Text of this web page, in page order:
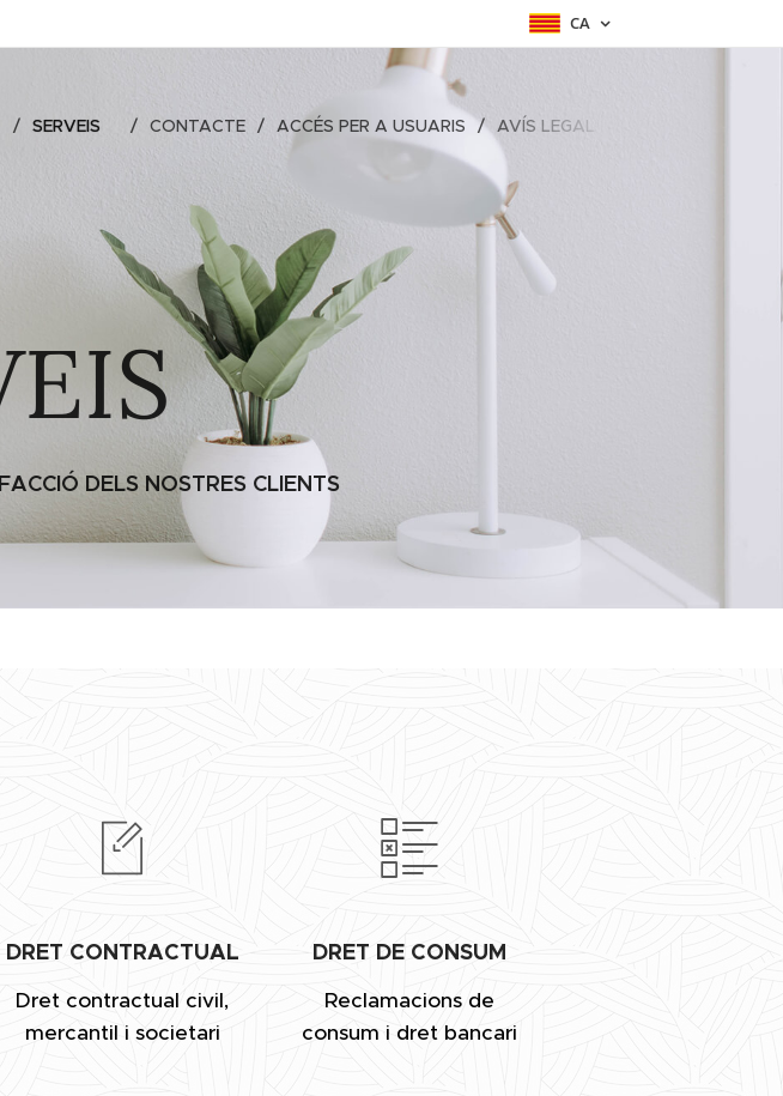
CA
SERVEIS CONTACTE ACCÉS PER A USUARIS AVÍS LEGAL
DELS NOSTRES CLIENTS
DRET CONTRACTUAL
Dret contractual civil,
mercantil i societari
DRET DE CONSUM
Reclamacions de
consum i dret bancari